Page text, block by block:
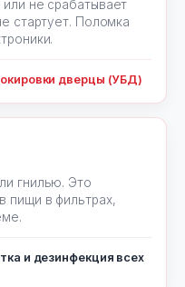
не срабатывает
стартует. Поломка
дверцы (УБД)
гнилью. Это
пищи в фильтрах,
и дезинфекция всех